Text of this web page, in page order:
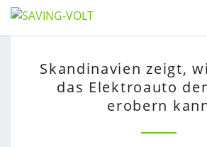
Skip
to
ZEIGT,
WIE
Skandinavien zeigt,
das Elektroauto
erobern